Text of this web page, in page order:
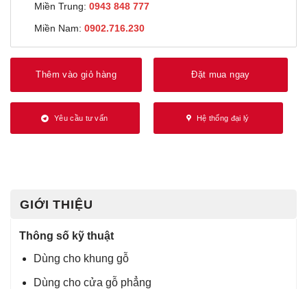
Miền Trung: 0943 848 777
Miền Nam: 0902.716.230
Thêm vào giỏ hàng Đặt mua ngay
Yêu cầu tư vấn Hệ thống đại lý
GIỚI THIỆU
Thông số kỹ thuật
Dùng cho khung gỗ
Dùng cho cửa gỗ phẳng